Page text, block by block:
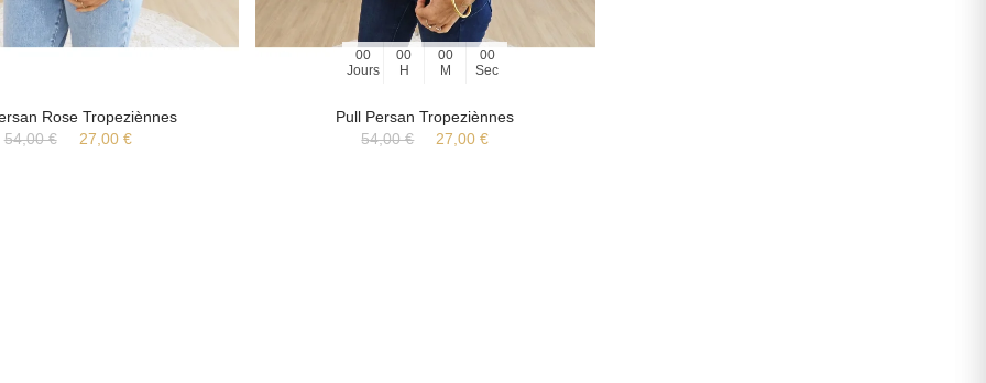
Rose Tropeziènnes
54,00 €
27,00 €
00
Jours
00
H
00
M
00
Sec
Pull Persan Tropeziènnes
54,00 €
27,00 €